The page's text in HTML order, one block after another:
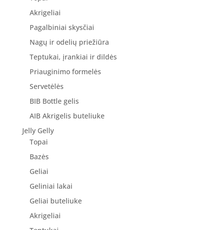
Akrigeliai
Pagalbiniai skysčiai
Nagų ir odelių priežiūra
Teptukai, įrankiai ir dildės
Priauginimo formelės
Servetėlės
BIB Bottle gelis
AIB Akrigelis buteliuke
Jelly Gelly
Topai
Bazės
Geliai
Geliniai lakai
Geliai buteliuke
Akrigeliai